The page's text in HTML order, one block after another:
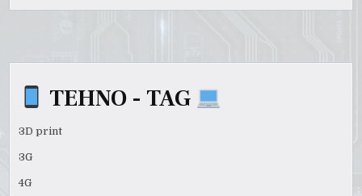
TEHNO - TAG
3D print
3G
4G